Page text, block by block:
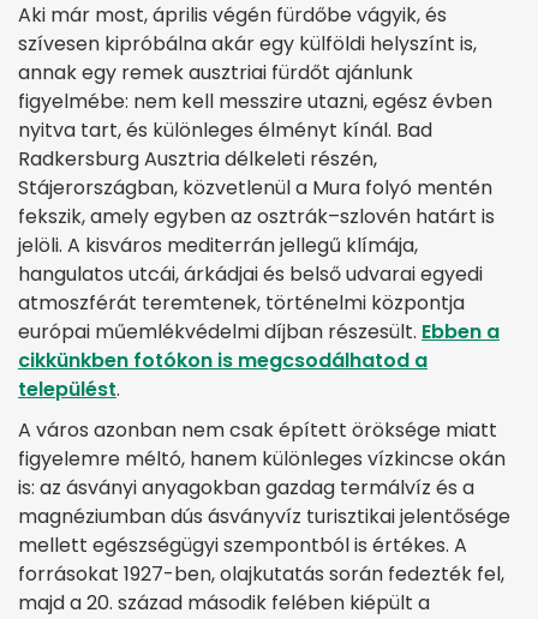
Aki már most, április végén fürdőbe vágyik, és
szívesen kipróbálna akár egy külföldi helyszínt is,
annak egy remek ausztriai fürdőt ajánlunk
figyelmébe: nem kell messzire utazni, egész évben
nyitva tart, és különleges élményt kínál. Bad
Radkersburg Ausztria délkeleti részén,
Stájerországban, közvetlenül a Mura folyó mentén
fekszik, amely egyben az osztrák–szlovén határt is
jelöli. A kisváros mediterrán jellegű klímája,
hangulatos utcái, árkádjai és belső udvarai egyedi
atmoszférát teremtenek, történelmi központja
európai műemlékvédelmi díjban részesült. Ebben a
cikkünkben fotókon is megcsodálhatod a
települést.
A város azonban nem csak épített öröksége miatt
figyelemre méltó, hanem különleges vízkincse okán
is: az ásványi anyagokban gazdag termálvíz és a
magnéziumban dús ásványvíz turisztikai jelentősége
mellett egészségügyi szempontból is értékes. A
forrásokat 1927-ben, olajkutatás során fedezték fel,
majd a 20. század második felében kiépült a